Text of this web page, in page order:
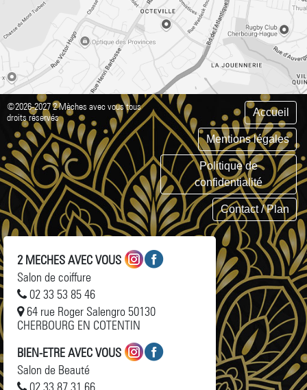
©2026-2027 2 Mèches avec vous tous
droits réservés
2 MECHES AVEC VOUS
Salon de coiffure
02 33 53 85 46
64 rue Roger Salengro 50130
CHERBOURG EN COTENTIN
BIEN-ETRE AVEC VOUS
Salon de Beauté
02 33 87 31 66
Accueil
Mentions légales
Politique de
confidentialité
Contact / Plan